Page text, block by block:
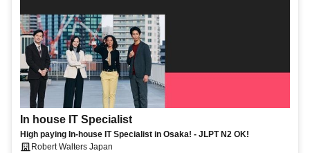
In house IT Specialist
High paying In-house IT Specialist in Osaka! - JLPT N2 OK!
Robert Walters Japan